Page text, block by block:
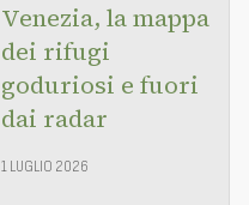
Venezia, la mappa
dei rifugi
goduriosi e fuori
dai radar
1 LUGLIO 2026